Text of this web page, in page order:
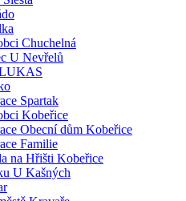
Chuchelná
U Nevřelů
Spartak
Kobeřice
Obecní dům Kobeřice
Familie
na Hřišti Kobeřice
U Kašných